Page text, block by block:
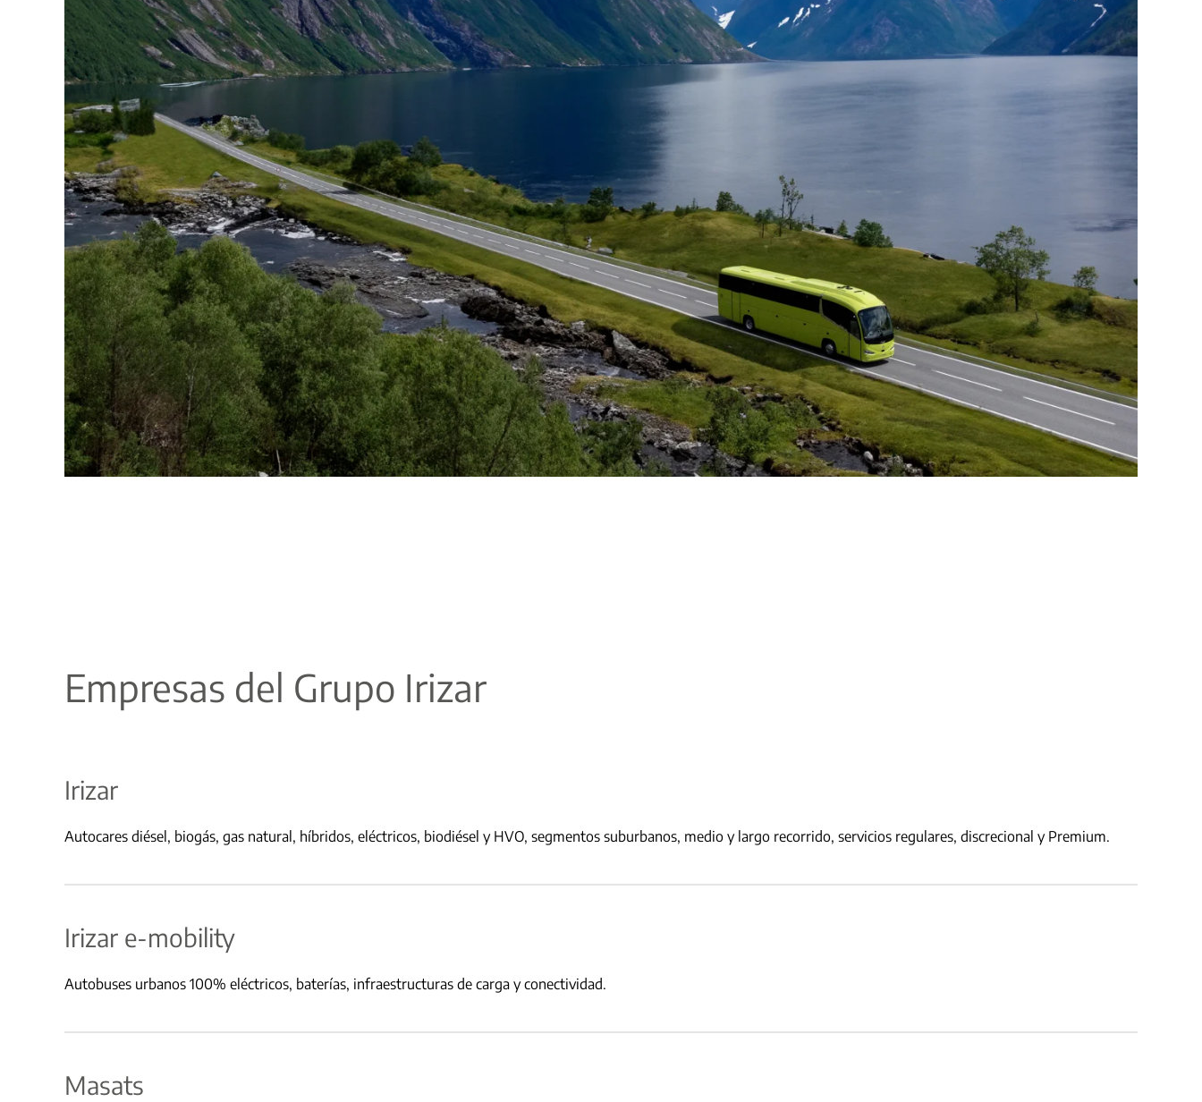
Empresas del Grupo Irizar
Irizar
Autocares diésel, biogás, gas natural, híbridos, eléctricos, biodiésel y HVO, segmentos suburbanos, medio y largo recorrido, servicios regulares, discrecional y Premium.
Irizar e-mobility
Autobuses urbanos 100% eléctricos, baterías, infraestructuras de carga y conectividad.
Masats